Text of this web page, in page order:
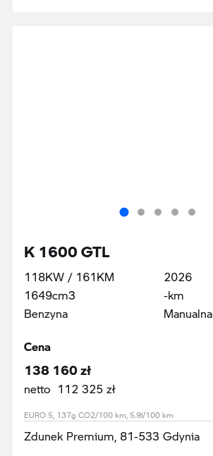
K 1600 GTL
118KW / 161KM
1649cm3
Benzyna
2026
-km
Manualna
Cena
138 160 zł
netto 112 325 zł
EURO 5, 137g CO2/100 km, 5.9l/100 km
Zdunek Premium, 81-533 Gdynia